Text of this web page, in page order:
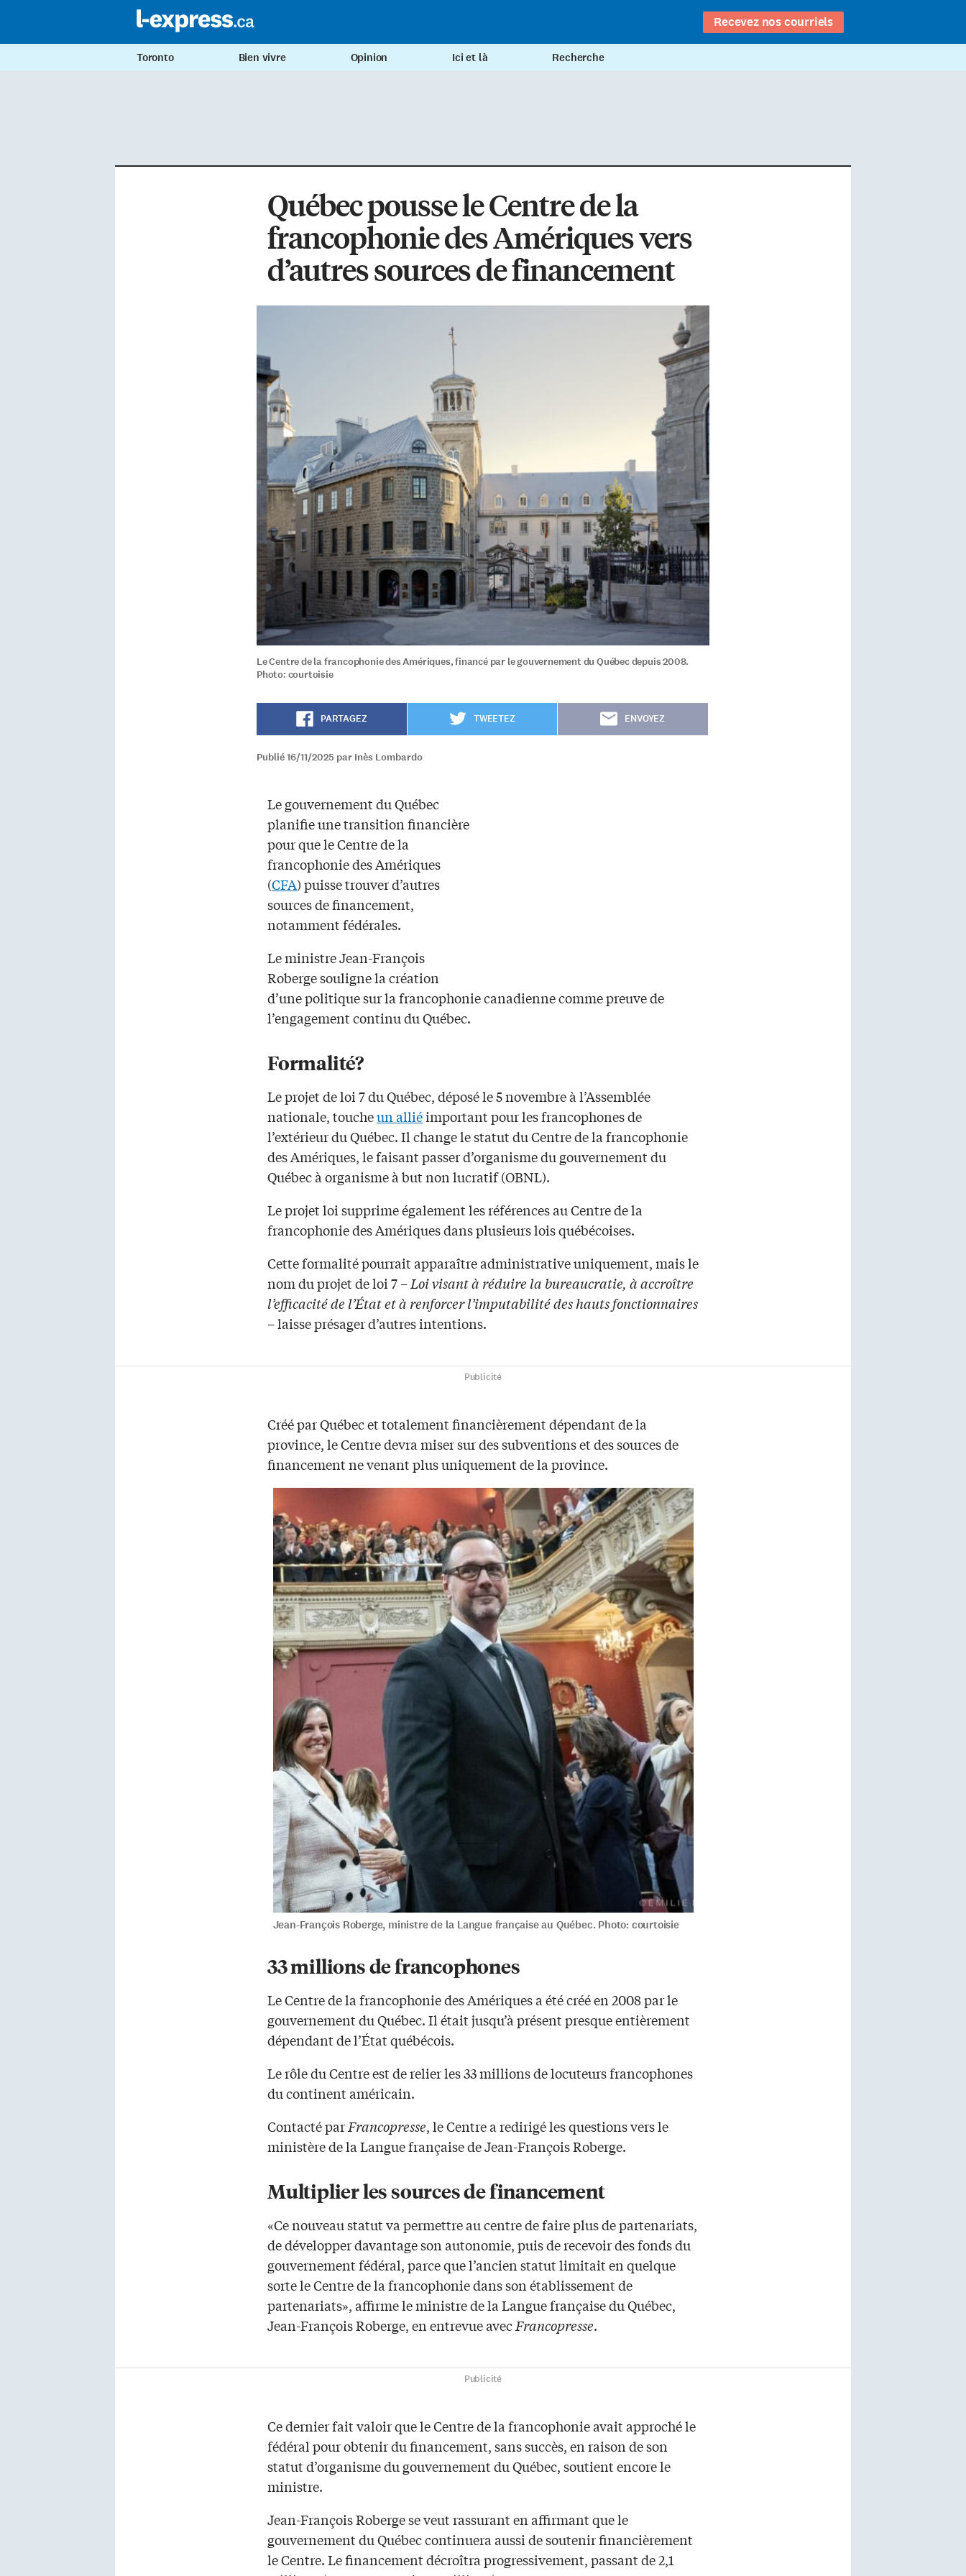
Recevez nos courriels
Toronto Bien vivre Opinion Ici et là Recherche
Québec pousse le Centre de la
francophonie des Amériques vers
d’autres sources de financement
Le Centre de la francophonie des Amériques, financé par le gouvernement du Québec depuis 2008.
Photo: courtoisie
PARTAGEZ TWEETEZ ENVOYEZ
Publié 16/11/2025 par Inès Lombardo
Le gouvernement du Québec
planifie une transition financière
pour que le Centre de la
francophonie des Amériques
(CFA) puisse trouver d’autres
sources de financement,
notamment fédérales.
Le ministre Jean-François
Roberge souligne la création
d’une politique sur la francophonie canadienne comme preuve de
l’engagement continu du Québec.
Formalité?
Le projet de loi 7 du Québec, déposé le 5 novembre à l’Assemblée
nationale, toucheun alliéimportant pour les francophones de
l’extérieur du Québec. Il change le statut du Centre de la francophonie
des Amériques, le faisant passer d’organisme du gouvernement du
Québec à organisme à but non lucratif (OBNL).
Le projet loi supprime également les références au Centre de la
francophonie des Amériques dans plusieurs lois québécoises.
Cette formalité pourrait apparaître administrative uniquement, mais le
nom du projet de loi 7 –Loi visant à réduire la bureaucratie, à accroître
l’efficacité de l’État et à renforcer l’imputabilité des hauts fonctionnaires
– laisse présager d’autres intentions.
Publicité
Créé par Québec et totalement financièrement dépendant de la
province, le Centre devra miser sur des subventions et des sources de
financement ne venant plus uniquement de la province.
Jean-François Roberge, ministre de la Langue française au Québec. Photo: courtoisie
33 millions de francophones
Le Centre de la francophonie des Amériques a été créé en 2008 par le
gouvernement du Québec. Il était jusqu’à présent presque entièrement
dépendant de l’État québécois.
Le rôle du Centre est de relier les 33 millions de locuteurs francophones
du continent américain.
Contacté parFrancopresse, le Centre a redirigé les questions vers le
ministère de la Langue française de Jean-François Roberge.
Multiplier les sources de financement
«Ce nouveau statut va permettre au centre de faire plus de partenariats,
de développer davantage son autonomie, puis de recevoir des fonds du
gouvernement fédéral, parce que l’ancien statut limitait en quelque
sorte le Centre de la francophonie dans son établissement de
partenariats», affirme le ministre de la Langue française du Québec,
Jean-François Roberge, en entrevue avecFrancopresse.
Publicité
Ce dernier fait valoir que le Centre de la francophonie avait approché le
fédéral pour obtenir du financement, sans succès, en raison de son
statut d’organisme du gouvernement du Québec, soutient encore le
ministre.
Jean-François Roberge se veut rassurant en affirmant que le
gouvernement du Québec continuera aussi de soutenir financièrement
le Centre. Le financement décroîtra progressivement, passant de 2,1